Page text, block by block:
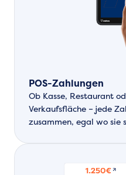
POS-Zahlungen
Ob Kasse, Restaurant
Verkaufsfläche – jede
zusammen, egal wo sie